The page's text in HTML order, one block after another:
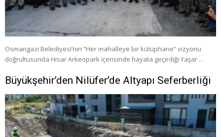
Osmangazi Belediyesi’nin “Her mahalleye bir kütüphane” vizyonu
doğrultusunda Hisar Arkeopark içerisinde hayata geçirdiği Yaşar …
Büyükşehir’den Nilüfer’de Altyapı Seferberliği